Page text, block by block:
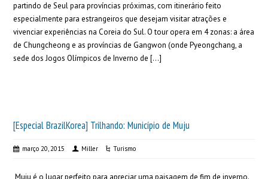
partindo de Seul para províncias próximas, com itinerário feito
especialmente para estrangeiros que desejam visitar atrações e
vivenciar experiências na Coreia do Sul. O tour opera em 4 zonas: a área
de Chungcheong e as províncias de Gangwon (onde Pyeongchang, a
sede dos Jogos Olímpicos de Inverno de […]
[Especial BrazilKorea] Trilhando: Município de Muju
março 20, 2015 Miller Turismo
Muju é o lugar perfeito para apreciar uma paisagem de fim de inverno.